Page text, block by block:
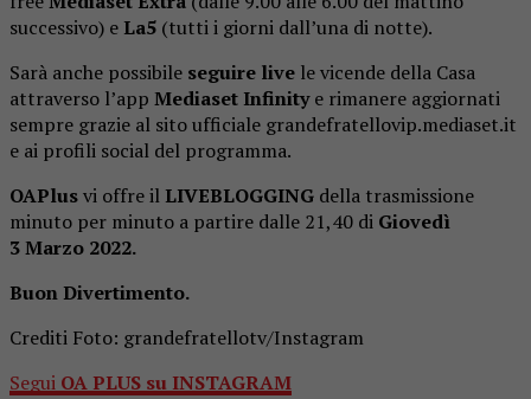
successivo) e La5 (tutti i giorni dall’una di notte).
Sarà anche possibile seguire live le vicende della Casa
attraverso l’app Mediaset Infinitye rimanere aggiornati
sempre grazie al sito ufficiale grandefratellovip.mediaset.it
e ai profili social del programma.
OAPlusvi offre il LIVEBLOGGING della trasmissione
minuto per minuto a partire dalle 21,40 di Giovedì
3Marzo 2022.
Buon Divertimento.
Crediti Foto: grandefratellotv/Instagram
Segui OA PLUS su INSTAGRAM